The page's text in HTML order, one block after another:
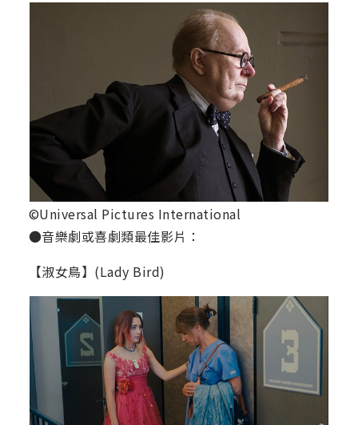
©Universal Pictures International
●音樂劇或喜劇類最佳影片：
【淑女鳥】(Lady Bird)